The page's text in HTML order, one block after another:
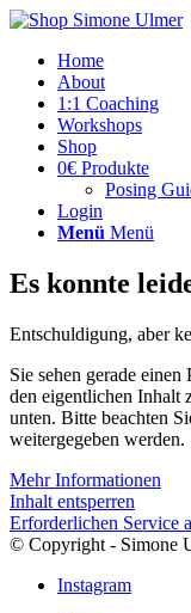
Home
About
1:1 Coaching
Workshops
Shop
0€ Produkte
Posing
Login
Menü Menü
Es konnte
Entschuldigung, aber
Sie sehen gerade
den eigentlichen Inhalt
unten. Bitte beachten
weitergegeben werden.
Mehr Informationen
Inhalt entsperren
Erforderlichen Service
© Copyright - Simone
Instagram